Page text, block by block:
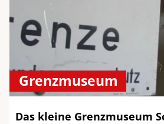
Grenzmuseum
Das kleine Grenzmuseum